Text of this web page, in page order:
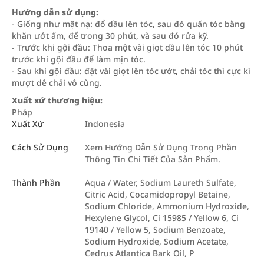
Hướng dẫn sử dụng:
- Giống như mặt nạ: đổ dầu lên tóc, sau đó quấn tóc bằng
khăn ướt ấm, để trong 30 phút, và sau đó rửa kỹ.
- Trước khi gội đầu: Thoa một vài giọt dầu lên tóc 10 phút
trước khi gội đầu để làm mịn tóc.
- Sau khi gội đầu: đặt vài giọt lên tóc ướt, chải tóc thì cực kì
mượt dê chải vô cùng.
Xuất xứ thương hiệu:
Pháp
Xuất Xứ
Indonesia
Cách Sử Dụng
Xem Hướng Dẫn Sử Dụng Trong Phần
Thông Tin Chi Tiết Của Sản Phẩm.
Thành Phần
Aqua / Water, Sodium Laureth Sulfate,
Citric Acid, Cocamidopropyl Betaine,
Sodium Chloride, Ammonium Hydroxide,
Hexylene Glycol, Ci 15985 / Yellow 6, Ci
19140 / Yellow 5, Sodium Benzoate,
Sodium Hydroxide, Sodium Acetate,
Cedrus Atlantica Bark Oil, P